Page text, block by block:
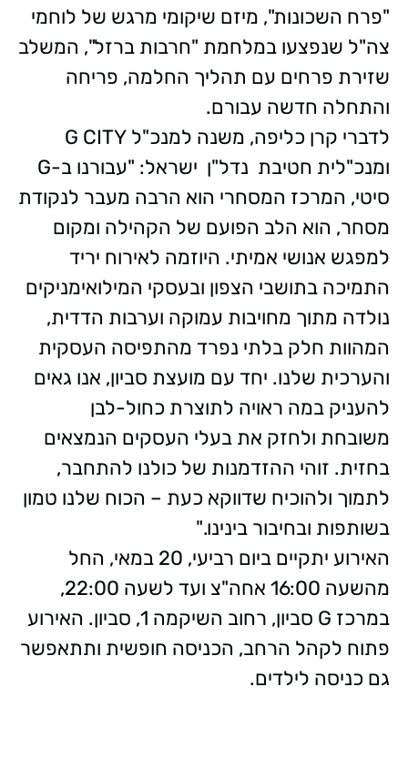
"פרח השכונות", מיזם שיקומי מרגש של לוחמי
צה"ל שנפצעו במלחמת "חרבות ברזל", המשלב
שזירת פרחים עם תהליך החלמה, פריחה
והתחלה חדשה עבורם.
לדברי קרן כליפה, משנה למנכ"ל G CITY
ומנכ"לית חטיבת נדל"ן ישראל: "עבורנו ב-G
סיטי, המרכז המסחרי הוא הרבה מעבר לנקודת
מסחר, הוא הלב הפועם של הקהילה ומקום
למפגש אנושי אמיתי. היוזמה לאירוח יריד
התמיכה בתושבי הצפון ובעסקי המילואימניקים
נולדה מתוך מחויבות עמוקה וערבות הדדית,
המהוות חלק בלתי נפרד מהתפיסה העסקית
והערכית שלנו. יחד עם מועצת סביון, אנו גאים
להעניק במה ראויה לתוצרת כחול-לבן
משובחת ולחזק את בעלי העסקים הנמצאים
בחזית. זוהי ההזדמנות של כולנו להתחבר,
לתמוך ולהוכיח שדווקא כעת – הכוח שלנו טמון
בשותפות ובחיבור בינינו."
האירוע יתקיים ביום רביעי, 20 במאי, החל
מהשעה 16:00 אחה"צ ועד לשעה 22:00,
במרכז G סביון, רחוב השיקמה 1, סביון. האירוע
פתוח לקהל הרחב, הכניסה חופשית ותתאפשר
גם כניסה לילדים.